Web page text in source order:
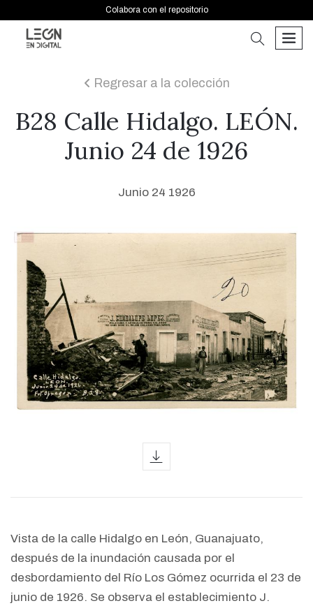
Colabora con el repositorio
buscar
icon
Regresar a la colección
B28 Calle Hidalgo. LEÓN.
Junio 24 de 1926
Junio 24 1926
Vista de la calle Hidalgo en León, Guanajuato,
después de la inundación causada por el
desbordamiento del Río Los Gómez ocurrida el 23 de
junio de 1926. Se observa el establecimiento J.